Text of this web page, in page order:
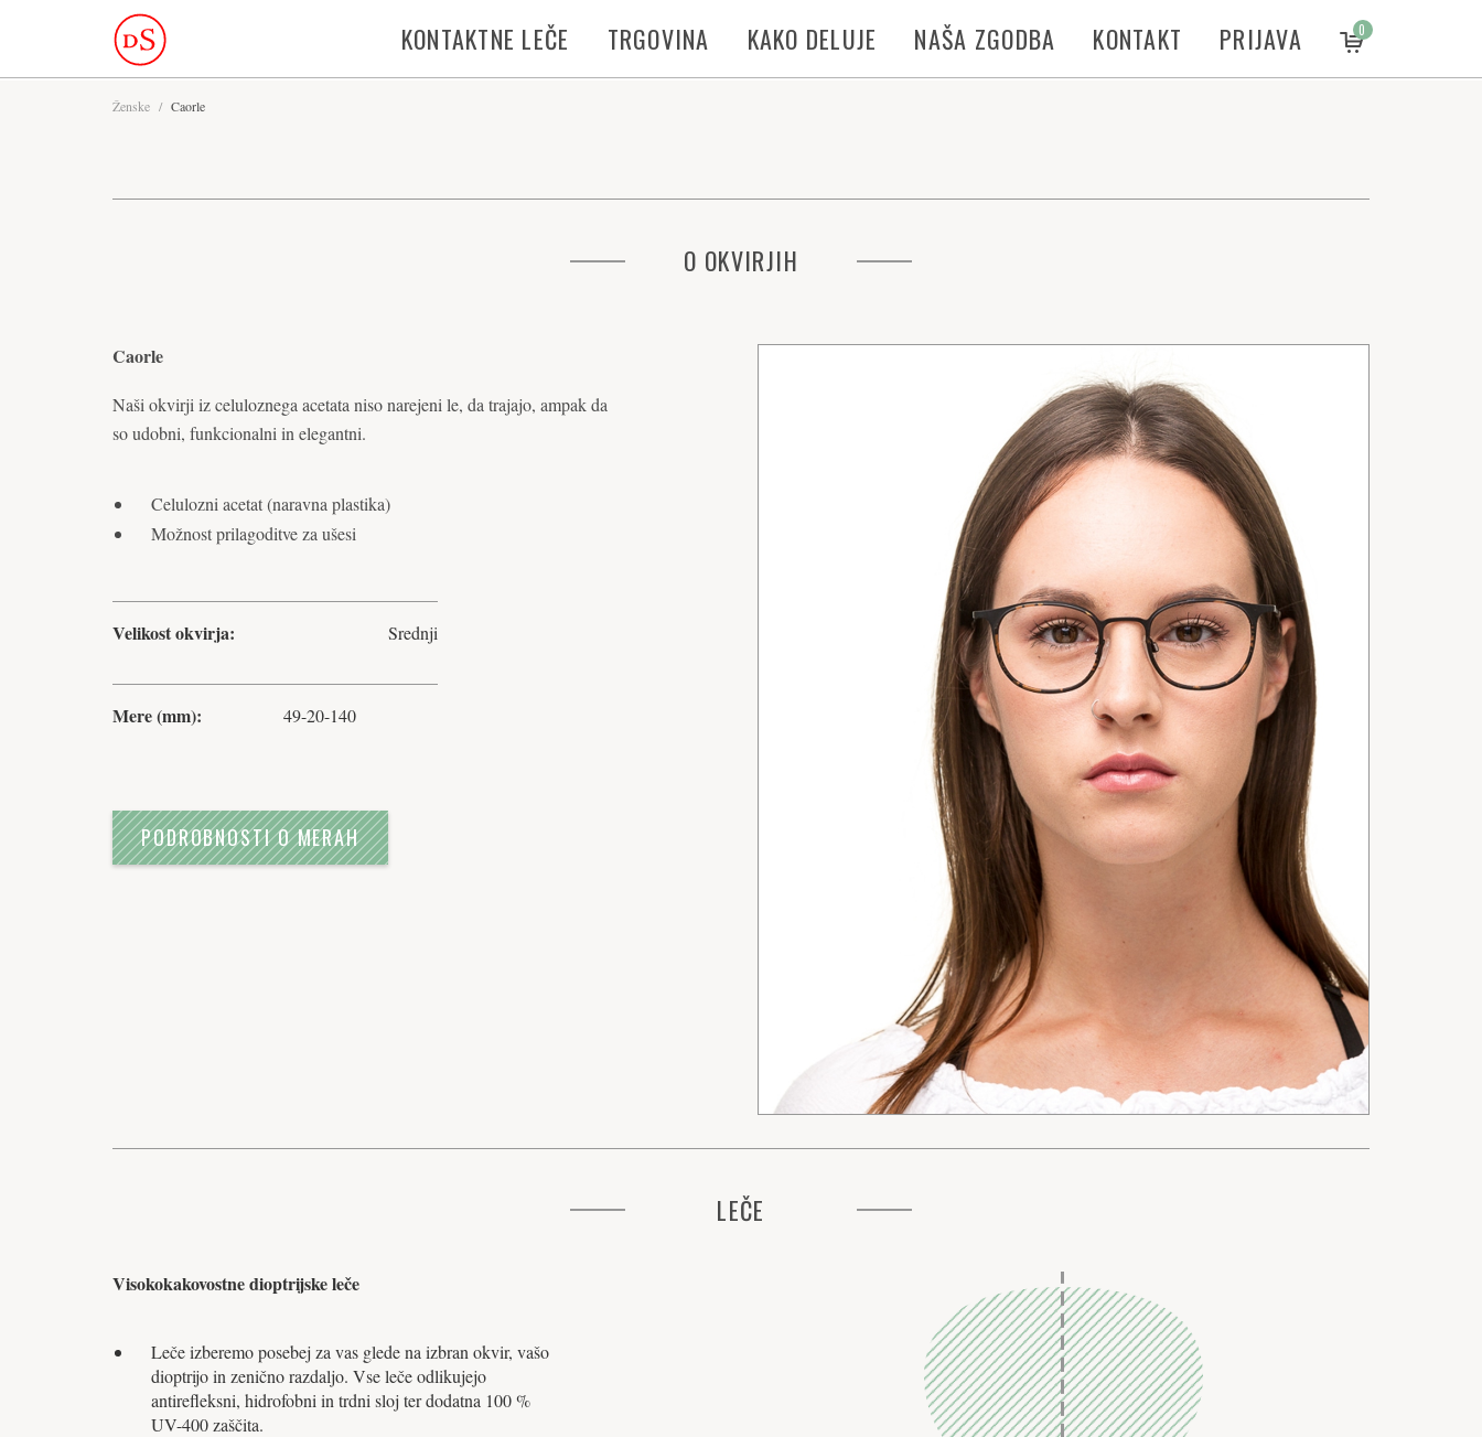
KONTAKTNE LEČE TRGOVINA KAKO DELUJE NAŠA ZGODBA KONTAKT PRIJAVA 0
Ženske / Caorle
O OKVIRJIH
Caorle
Naši okvirji iz celuloznega acetata niso narejeni le, da trajajo, ampak da
so udobni, funkcionalni in elegantni.
Celulozni acetat (naravna plastika)
Možnost prilagoditve za ušesi
Velikost okvirja: Srednji
Mere (mm): 49-20-140
PODROBNOSTI O MERAH
LEČE
Visokokakovostne dioptrijske leče
Leče izberemo posebej za vas glede na izbran okvir, vašo
dioptrijo in zenično razdaljo. Vse leče odlikujejo
antirefleksni, hidrofobni in trdni sloj ter dodatna 100 %
UV-400 zaščita.